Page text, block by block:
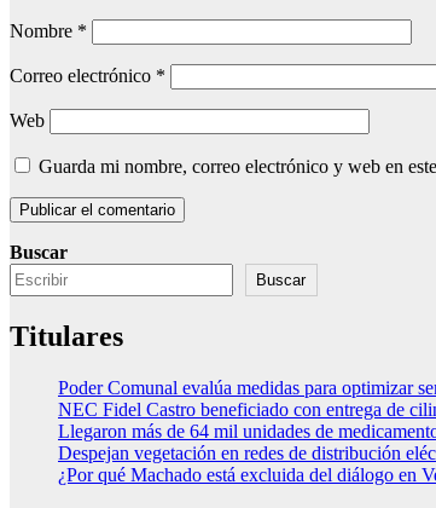
Nombre *
Correo electrónico *
Web
Guarda mi nombre, correo electrónico y web en
Buscar
Buscar
Titulares
Poder Comunal evalúa medidas para optimizar
NEC Fidel Castro beneficiado con entrega de
Llegaron más de 64 mil unidades de
Despejan vegetación en redes de distribución
¿Por qué Machado está excluida del diálogo en